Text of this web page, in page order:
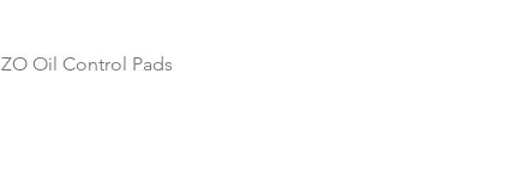
快速瀏覽
ZO Oil Control Pads